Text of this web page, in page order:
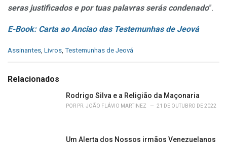
seras justificados e por tuas palavras serás condenado”.
E-Book: Carta ao Anciao das Testemunhas de Jeová
C
e
Assinantes Livros Testemunhas de Jeová
Relacionados
Rodrigo Silva e a Religião da Maçonaria
POR PR. JOÃO FLÁVIO MARTINEZ 21 DE OUTUBRO DE 2022
Um Alerta dos Nossos irmãos Venezuelanos